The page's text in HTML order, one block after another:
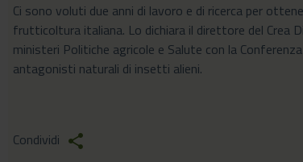
Ci sono voluti due anni di lavoro e di ricerca per
frutticoltura italiana. Lo dichiara il direttore del Crea
ministeri Politiche agricole e Salute con la
antagonisti naturali di insetti alieni.
Condividi share